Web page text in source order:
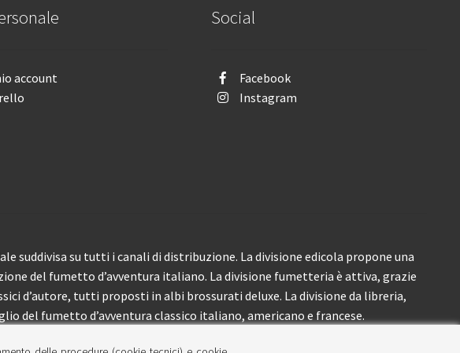
account
Social
Facebook
Instagram
suddivisa su tutti i canali di distribuzione. La divisione edicola propone una
del fumetto d’avventura italiano. La divisione fumetteria è attiva, grazie
d’autore, tutti proposti in albi brossurati deluxe. La divisione da libreria,
del fumetto d’avventura classico italiano, americano e francese.